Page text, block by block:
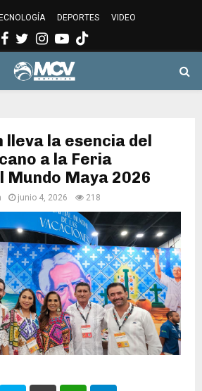
DEPORTES VIDEO
Facebook
Twitter
Instagram
Youtube
lleva la esencia del
a la Feria
Mundo Maya 2026
junio 4, 2026 218